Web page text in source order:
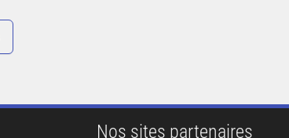
Nos sites partenaires